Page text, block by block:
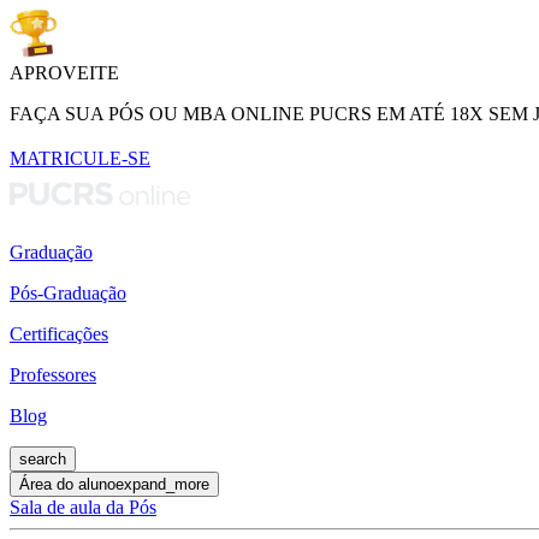
APROVEITE
FAÇA SUA PÓS OU MBA ONLINE PUCRS EM ATÉ 18X SEM
MATRICULE-SE
Graduação
Pós-Graduação
Certificações
Professores
Blog
search
Área do alunoexpand_more
Sala de aula da Pós